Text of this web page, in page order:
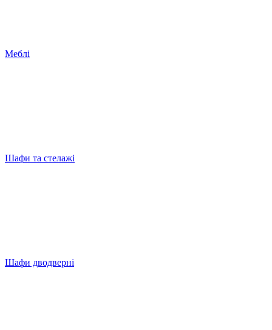
Меблі
Шафи та стелажі
Шафи дводверні